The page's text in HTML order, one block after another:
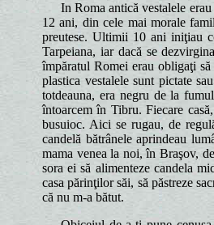
In Roma antică vestalele
12 ani, din cele mai morale
preutese. Ultimii 10 ani iniţiau
Tarpeiana, iar dacă se
împăratul Romei erau obligaţi
plastica vestalele sunt pictate
totdeauna, era negru de la
întoarcem în Tibru. Fiecare
busuioc. Aici se rugau, de
candelă bătrânele aprindeau
mama venea la noi, în Braşov,
sora ei să alimenteze candela
casa părinţilor săi, să păstreze
că nu m-a bătut.